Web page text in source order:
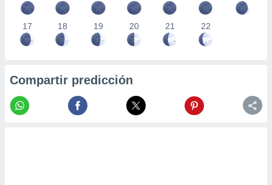
17 18 19 20 21 22
Compartir predicción